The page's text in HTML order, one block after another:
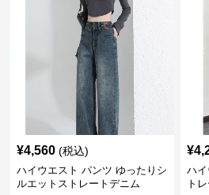
¥4,560 (税込)
ハイウエスト パンツ ゆったりシ
ルエットストレートデニム
¥
ハ
ト